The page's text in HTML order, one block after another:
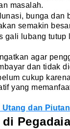
masalah.
bunga dan
semakin
gali lubang tutup
agar
dan tidak
cukup
yang
Utang dan